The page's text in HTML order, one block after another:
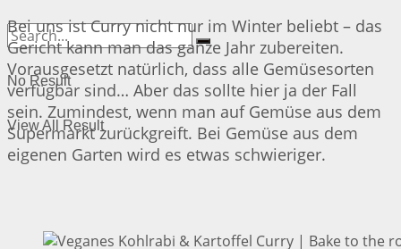
No Result
View All Result
Bei uns ist Curry nicht nur im Winter beliebt – das
Gericht kann man das ganze Jahr zubereiten.
Vorausgesetzt natürlich, dass alle Gemüsesorten
verfügbar sind… Aber das sollte hier ja der Fall
sein. Zumindest, wenn man auf Gemüse aus dem
Supermarkt zurückgreift. Bei Gemüse aus dem
eigenen Garten wird es etwas schwieriger.